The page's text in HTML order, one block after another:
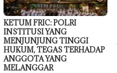
KETUM FRIC: POLRI
INSTITUSI YANG
MENJUNJUNG TINGGI
HUKUM, TEGAS TERHADAP
ANGGOTA YANG
MELANGGAR